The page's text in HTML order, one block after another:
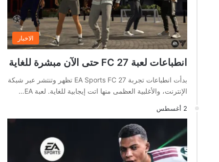
الاخبار
انطباعات لعبة FC 27 حتى الآن مبشرة للغاية
بدأت انطباعات تجربة EA Sports FC 27 تظهر وتنتشر عبر شبكة
الإنترنت، والأغلبية العظمى منها اتت إيجابية للغاية. لعبة EA…
2 أغسطس